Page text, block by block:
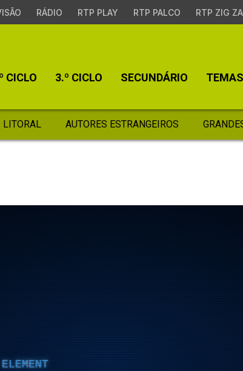
RÁDIO RTP PLAY RTP PALCO RTP ZIG
CICLO 3.º CICLO SECUNDÁRIO TEMAS
LITORAL AUTORES ESTRANGEIROS